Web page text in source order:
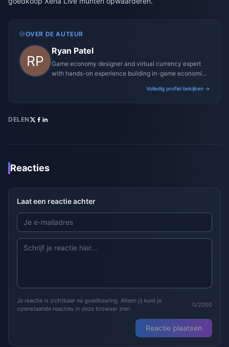
OVER DE AUTEUR
Ryan Patel
Game economy designer and virtual currency expert
with hands-on experience building in-game economies
Volledig profiel bekijken →
DELEN
Reacties
Laat een reactie achter
Je reactie is zichtbaar na goedkeuring. Alleen jij kunt je
openstaande reacties in deze browser zien.
0/2000
Reactie plaatsen